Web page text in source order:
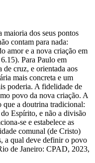
dos seus pontos
contam para nada:
amor e a nova criação em
Para Paulo em
cruz, e orientada aos
mais concreta e um
poderia. A fidelidade de
povo da nova criação. A
que a doutrina tradicional:
Espírito, e não a divisão
se e estabelece as
comunal (de Cristo)
a qual deve definir o povo
de Janeiro: CPAD, 2023,